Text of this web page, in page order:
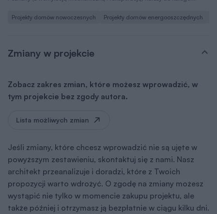
Projekty domów nowoczesnych Projekty domów energooszczędnych
Zmiany w projekcie
Zobacz zakres zmian, które możesz wprowadzić, w
tym projekcie bez zgody autora.
Lista możliwych zmian
Jeśli zmiany, które chcesz wprowadzić nie są ujęte w
powyższym zestawieniu, skontaktuj się z nami. Nasz
architekt przeanalizuje i doradzi, które z Twoich
propozycji warto wdrożyć. O zgodę na zmiany możesz
wystąpić nie tylko w momencie zakupu projektu, ale
także później i otrzymasz ją bezpłatnie w ciągu kilku dni.